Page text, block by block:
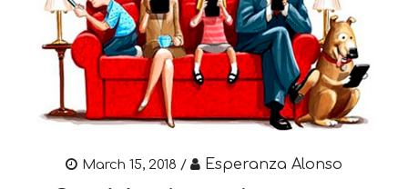
March 15, 2018 / Esperanza Alonso